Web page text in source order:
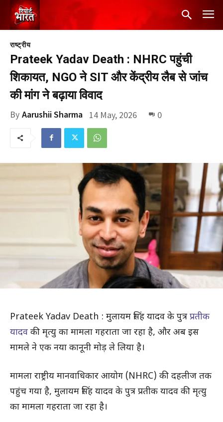
राष्ट्रीय
Prateek Yadav Death : NHRC पहुंची
शिकायत, NGO ने SIT और केंद्रीय लैब से जांच
की मांग ने बढ़ाया विवाद
By Aarushii Sharma 14 May, 2026 0
Prateek Yadav Death : मुलायम सिंह यादव के पुत्रप्रतीक
यादव की मृत्यु का मामला गहराता जा रहा है, और अब इस
मामले ने एक नया कानूनी मोड़ ले लिया है।
मामला राष्ट्रीय मानवाधिकार आयोग (NHRC) की दहलीज तक
पहुंच गया है, मुलायम सिंह यादव के पुत्र प्रतीक यादव की मृत्यु
का मामला गहराता जा रहा है।